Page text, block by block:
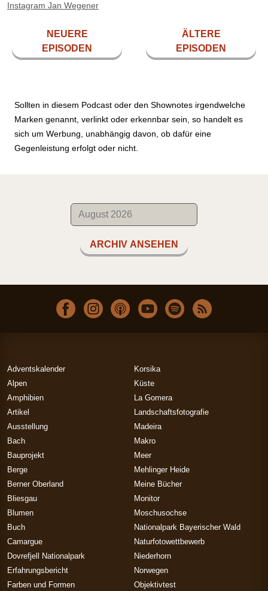
⁠Instagram Jan Wegener⁠
NEUERE
EPISODEN
ÄLTERE
EPISODEN
Sollten in diesem Podcast oder den Shownotes irgendwelche
Marken genannt, verlinkt oder erkennbar sein, so handelt es
sich um Werbung, unabhängig davon, ob dafür eine
Gegenleistung erfolgt oder nicht.
ARCHIV ANSEHEN
Adventskalender
Alpen
Amphibien
Artikel
Ausstellung
Bach
Bauprojekt
Berge
Berner Oberland
Bliesgau
Blumen
Buch
Camargue
Dovrefjell Nationalpark
Erfahrungsbericht
Farben und Formen
Korsika
Küste
La Gomera
Landschaftsfotografie
Madeira
Makro
Meer
Mehlinger Heide
Meine Bücher
Monitor
Moschusochse
Nationalpark Bayerischer Wald
Naturfotowettbewerb
Niederhorn
Norwegen
Objektivtest